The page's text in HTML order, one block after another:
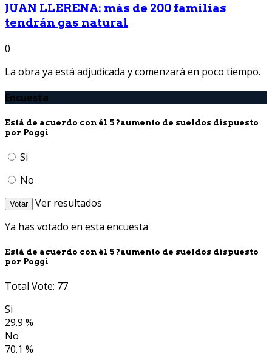
JUAN LLERENA: más de 200 familias
tendrán gas natural
0
La obra ya está adjudicada y comenzará en poco tiempo.
Encuesta
Está de acuerdo con él 5 ?aumento de sueldos dispuesto
por Poggi
Si
No
Votar
Ver resultados
Ya has votado en esta encuesta
Está de acuerdo con él 5 ?aumento de sueldos dispuesto
por Poggi
Total Vote: 77
Si
29.9 %
No
70.1 %